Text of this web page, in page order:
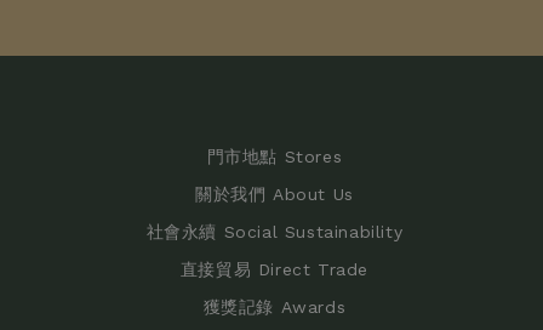
門市地點 Stores
關於我們 About Us
社會永續 Social Sustainability
直接貿易 Direct Trade
獲獎記錄 Awards